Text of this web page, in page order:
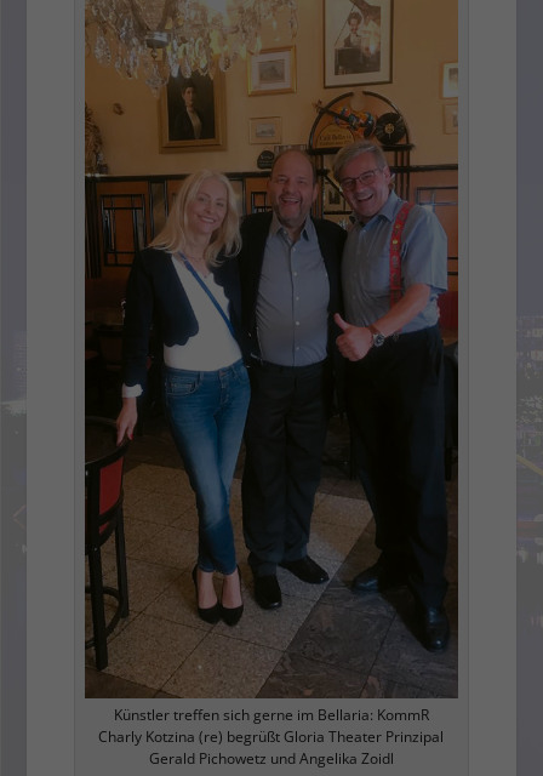
Künstler treffen sich gerne im Bellaria: KommR
Charly Kotzina (re) begrüßt Gloria Theater Prinzipal
Gerald Pichowetz und Angelika Zoidl